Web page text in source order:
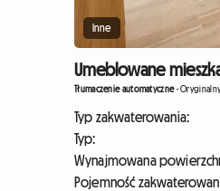
Inne
Umeblowane
Tłumaczenie automatyczne-
Typ zakwaterowania:
Typ:
Wynajmowana
Pojemność